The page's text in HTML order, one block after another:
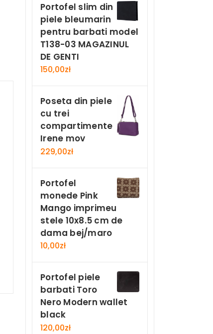
Portofel slim din
piele bleumarin
pentru barbati model
T138-03 MAGAZINUL
DE GENTI
150,00zł
Poseta din piele
cu trei
compartimente
Irene mov
229,00zł
Portofel
monede Pink
Mango imprimeu
stele 10x8.5 cm de
dama bej/maro
10,00zł
Portofel piele
barbati Toro
Nero Modern wallet
black
120,00zł